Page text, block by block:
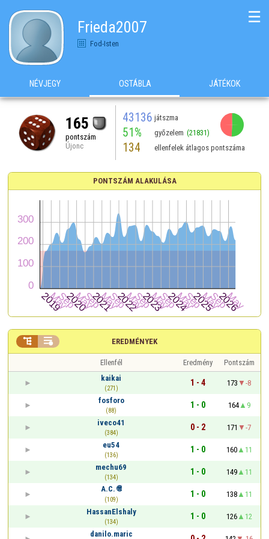
Frieda2007
Fod-Isten
☰
NÉVJEGY OSTÁBLA JÁTÉKOK
165
pontszám
Újonc
43136 játszma
51% győzelem (21831)
134 ellenfelek átlagos pontszáma
PONTSZÁM ALAKULÁSA
EREDMÉNYEK
 
Ellenfél Eredmény
Pontszám
kaikai
(271)
1 - 4 173
-8
fosforo
(88)
1 - 0 164
9
iveco41
(384)
0 - 2 171
-7
eu54
(136)
1 - 0 160
11
mechu69
(134)
1 - 0 149
11
A.C. 🌐
(109)
1 - 0 138
11
HassanElshaly
(134)
1 - 0 126
12
danilo.maric